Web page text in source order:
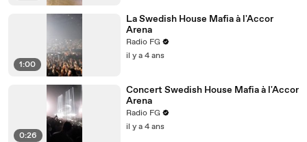
1:00
La Swedish House Mafia à l'Accor
Arena
Radio FG
il y a 4 ans
0:26
Concert Swedish House Mafia à l'Accor
Arena
Radio FG
il y a 4 ans